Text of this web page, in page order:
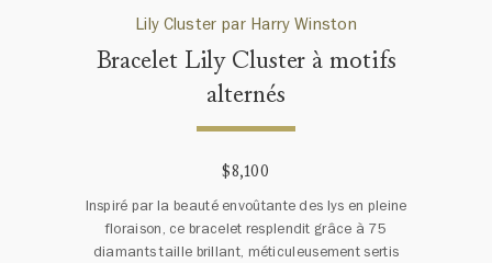
Lily Cluster par Harry Winston
Bracelet Lily Cluster à motifs
alternés
$8,100
Inspiré par la beauté envoûtante des lys en pleine
floraison, ce bracelet resplendit grâce à 75
diamants taille brillant, méticuleusement sertis